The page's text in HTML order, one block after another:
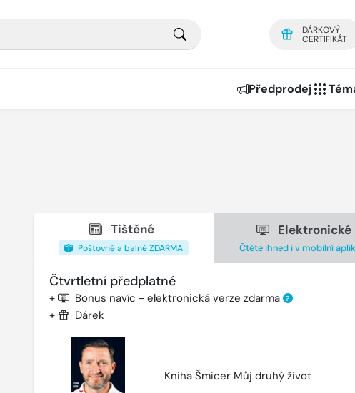
DÁRKOVÝ
CERTIFIKÁT
Předprodej
Tištěné
Poštovné a balné ZDARMA
Elektronické
Čtěte ihned i v mobilní
Čtvrtletní předplatné
+ Bonus navíc - elektronická verze zdarma ?
+ Dárek
Kniha Šmicer Můj druhý život